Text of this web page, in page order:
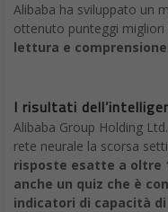
Alibaba ha sviluppato un
ottenuto punteggi
lettura e
I risultati
Alibaba Group Holding
rete neurale la scorsa
risposte esatte a oltre
anche un quiz che è
indicatori di capacità